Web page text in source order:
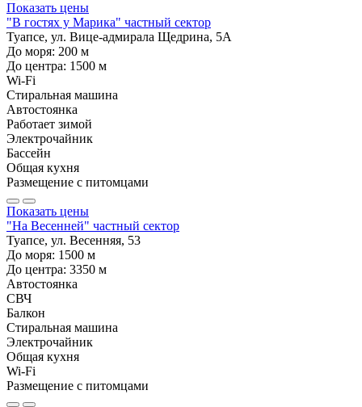
Показать цены
"В гостях у Марика" частный сектор
Туапсе, ул. Вице-адмирала Щедрина, 5А
До моря: 200 м
До центра: 1500 м
Wi-Fi
Стиральная машина
Автостоянка
Работает зимой
Электрочайник
Бассейн
Общая кухня
Размещение с питомцами
Показать цены
"На Весенней" частный сектор
Туапсе, ул. Весенняя, 53
До моря: 1500 м
До центра: 3350 м
Автостоянка
СВЧ
Балкон
Стиральная машина
Электрочайник
Общая кухня
Wi-Fi
Размещение с питомцами